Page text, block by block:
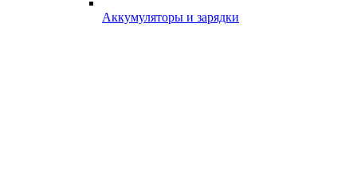
Аккумуляторы и зарядки